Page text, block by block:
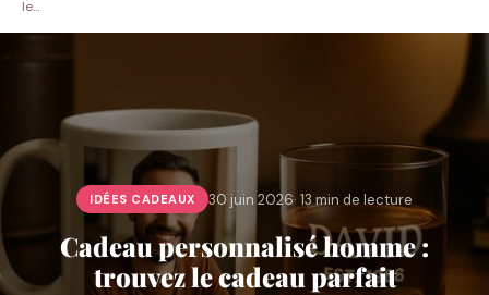
le…
IDÉES CADEAUX 30 juin 2026· 13 min de lecture
Cadeau personnalisé homme :
trouvez le cadeau parfait